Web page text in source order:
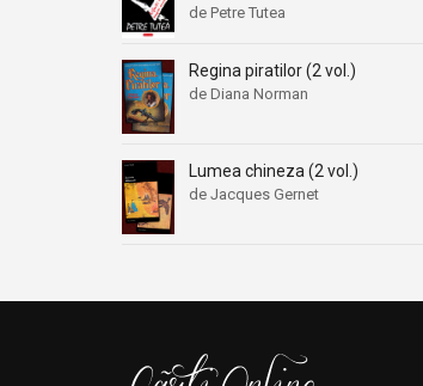
de Petre Tutea
Regina piratilor (2 vol.)
de Diana Norman
Lumea chineza (2 vol.)
de Jacques Gernet